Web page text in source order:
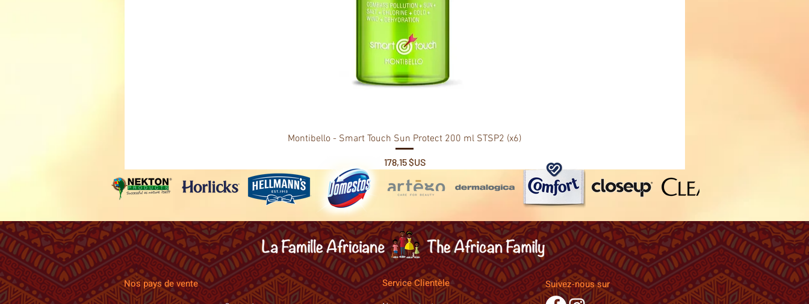
Montibello - Smart Touch Sun Protect 200 ml STSP2 (x6)
Prix
178,15 $US
Nos pays de vente Service Clientèle Suivez-nous sur